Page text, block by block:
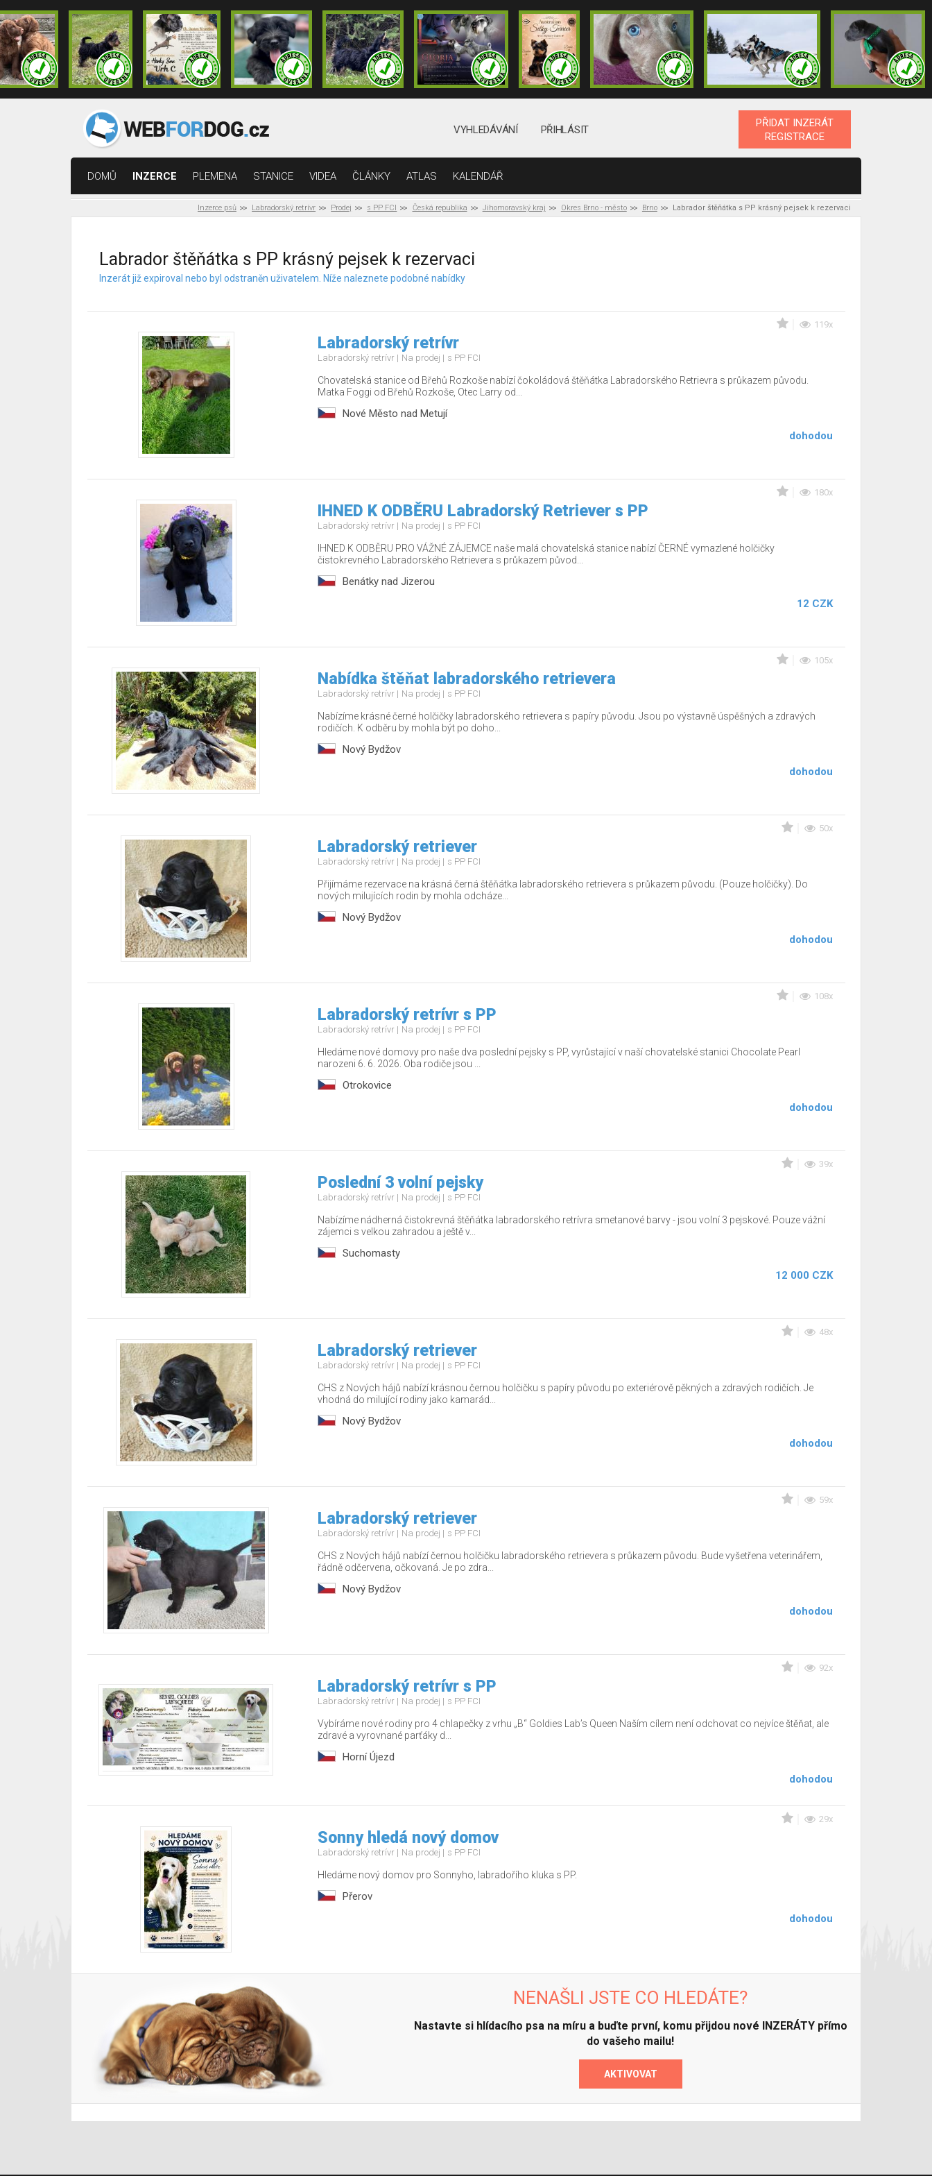
VYHLEDÁVÁNÍ PŘIHLÁSIT
PŘIDAT INZERÁT
REGISTRACE
DOMŮ INZERCE PLEMENA STANICE VIDEA ČLÁNKY ATLAS KALENDÁŘ
Inzerce psů Labradorský retrívr Prodej s PP FCI Česká republika Jihomoravský kraj Okres Brno - město Brno Labrador štěňátka s PP krásný pejsek k rezervaci
Labrador štěňátka s PP krásný pejsek k rezervaci
Inzerát již expiroval nebo byl odstraněn uživatelem. Níže naleznete podobné nabídky
119x
Labradorský retrívr
Labradorský retrívr Na prodej s PP FCI
Chovatelská stanice od Břehů Rozkoše nabízí čokoládová štěňátka Labradorského Retrievra s průkazem původu.
Matka Foggi od Břehů Rozkoše, Otec Larry od...
Nové Město nad Metují
dohodou
180x
IHNED K ODBĚRU Labradorský Retriever s PP
Labradorský retrívr Na prodej s PP FCI
IHNED K ODBĚRU PRO VÁŽNÉ ZÁJEMCE naše malá chovatelská stanice nabízí ČERNÉ vymazlené holčičky
čistokrevného Labradorského Retrievera s průkazem původ...
Benátky nad Jizerou
12 CZK
105x
Nabídka štěňat labradorského retrievera
Labradorský retrívr Na prodej s PP FCI
Nabízíme krásné černé holčičky labradorského retrievera s papíry původu. Jsou po výstavně úspěšných a zdravých
rodičích. K odběru by mohla být po doho...
Nový Bydžov
dohodou
50x
Labradorský retriever
Labradorský retrívr Na prodej s PP FCI
Přijímáme rezervace na krásná černá štěňátka labradorského retrievera s průkazem původu. (Pouze holčičky). Do
nových milujících rodin by mohla odcháze...
Nový Bydžov
dohodou
108x
Labradorský retrívr s PP
Labradorský retrívr Na prodej s PP FCI
Hledáme nové domovy pro naše dva poslední pejsky s PP, vyrůstající v naší chovatelské stanici Chocolate Pearl
narozeni 6. 6. 2026. Oba rodiče jsou ...
Otrokovice
dohodou
39x
Poslední 3 volní pejsky
Labradorský retrívr Na prodej s PP FCI
Nabízíme nádherná čistokrevná štěňátka labradorského retrívra smetanové barvy - jsou volní 3 pejskové. Pouze vážní
zájemci s velkou zahradou a ještě v...
Suchomasty
12 000 CZK
48x
Labradorský retriever
Labradorský retrívr Na prodej s PP FCI
CHS z Nových hájů nabízí krásnou černou holčičku s papíry původu po exteriérově pěkných a zdravých rodičích. Je
vhodná do milující rodiny jako kamarád...
Nový Bydžov
dohodou
59x
Labradorský retriever
Labradorský retrívr Na prodej s PP FCI
CHS z Nových hájů nabízí černou holčičku labradorského retrievera s průkazem původu. Bude vyšetřena veterinářem,
řádně odčervena, očkovaná. Je po zdra...
Nový Bydžov
dohodou
92x
Labradorský retrívr s PP
Labradorský retrívr Na prodej s PP FCI
Vybíráme nové rodiny pro 4 chlapečky z vrhu „B“ Goldies Lab’s Queen Naším cílem není odchovat co nejvíce štěňat, ale
zdravé a vyrovnané parťáky d...
Horní Újezd
dohodou
29x
Sonny hledá nový domov
Labradorský retrívr Na prodej s PP FCI
Hledáme nový domov pro Sonnyho, labradořího kluka s PP.
Přerov
dohodou
NENAŠLI JSTE CO HLEDÁTE?
Nastavte si hlídacího psa na míru a buďte první, komu přijdou nové INZERÁTY přímo
do vašeho mailu!
AKTIVOVAT